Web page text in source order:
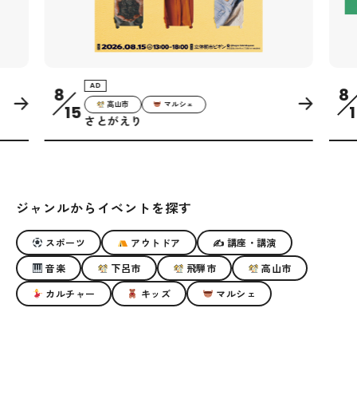
8
15
AD
高山市 マルシェ
さとがえり
8
ジャンルからイベントを探す
スポーツ アウトドア
✍ 講座・講演
音楽
下呂市 飛騨市
高山市
カルチャー
キッズ マルシェ